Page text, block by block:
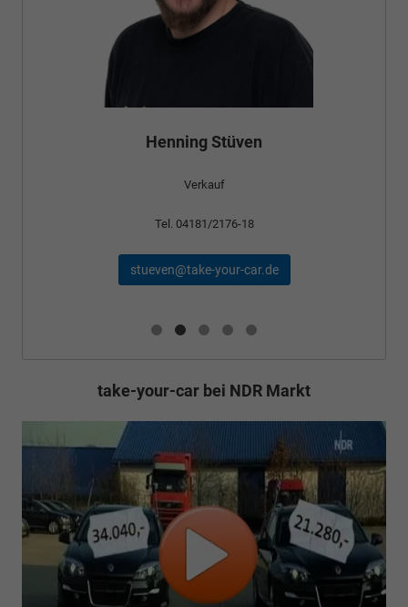
Henning Stüven
Verkauf
Tel. 04181/2176-18
stueven@take-your-car.de
take-your-car bei NDR Markt